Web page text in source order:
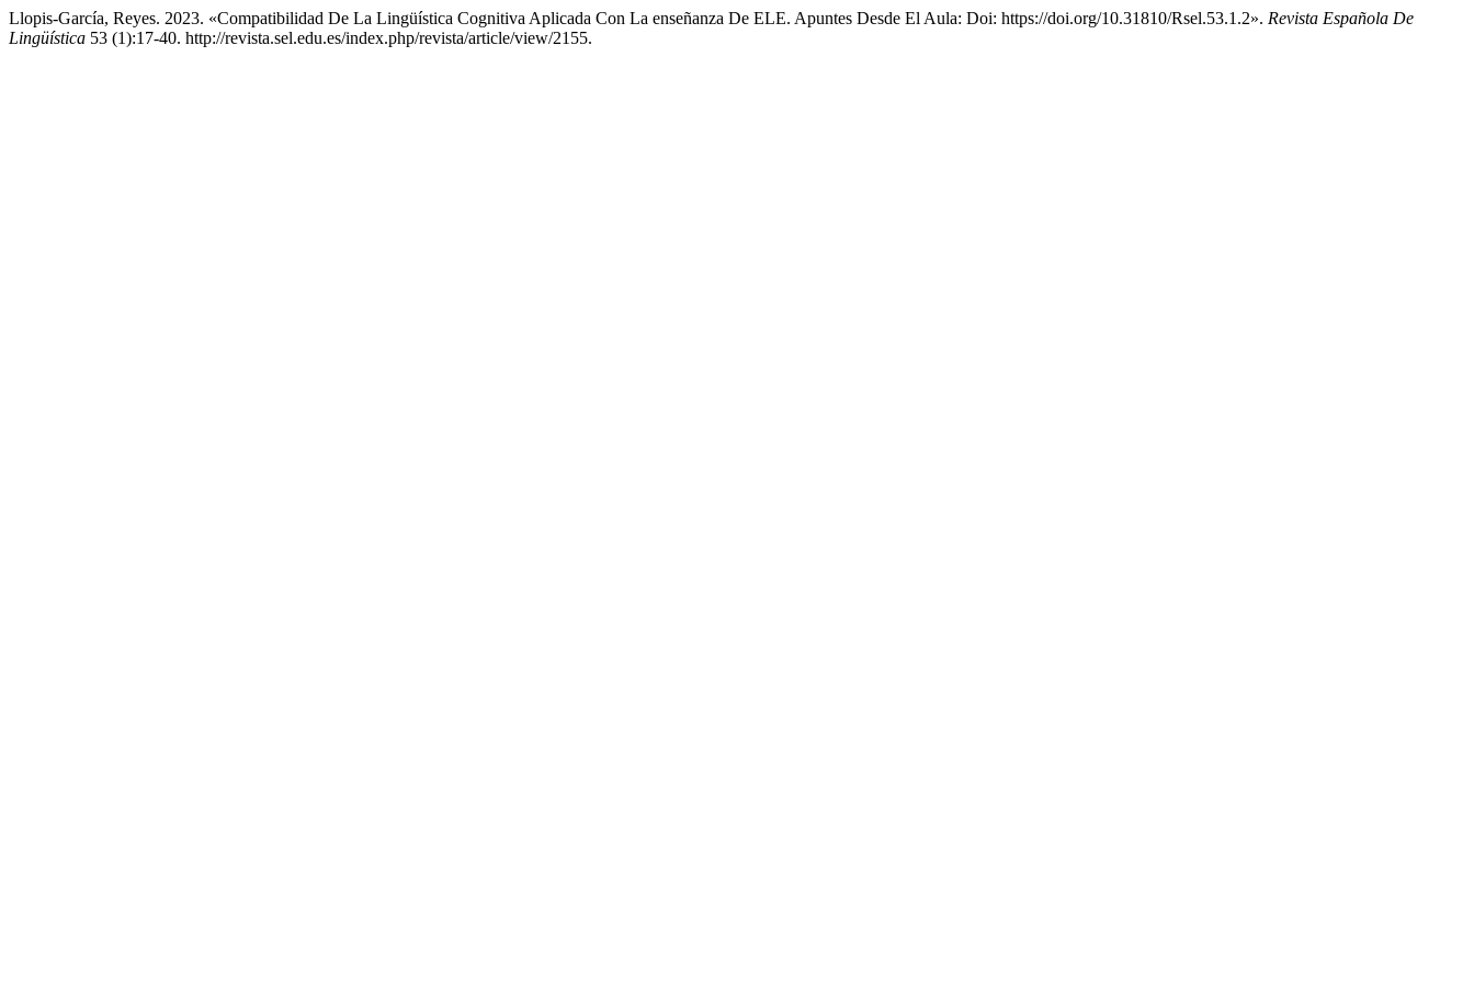
Llopis-García, Reyes. 2023. «Compatibilidad De La Lingüística Cognitiva Aplicada Con La enseñanza De ELE. Apuntes Desde El Aula: Doi: https://doi.org/10.31810/Rsel.53.1.2». Revista Española De
Lingüística 53 (1):17-40. http://revista.sel.edu.es/index.php/revista/article/view/2155.